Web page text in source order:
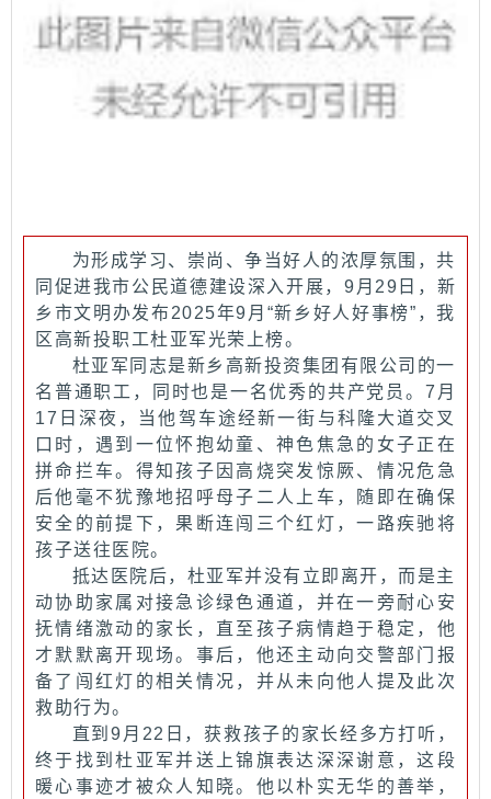
为形成学习、崇尚、争当好人的浓厚氛围，共
同促进我市公民道德建设深入开展，9月29日，新
乡市文明办发布2025年9月“新乡好人好事榜”，我
区高新投职工杜亚军光荣上榜。
杜亚军同志是新乡高新投资集团有限公司的一
名普通职工，同时也是一名优秀的共产党员。7月
17日深夜，当他驾车途经新一街与科隆大道交叉
口时，遇到一位怀抱幼童、神色焦急的女子正在
拼命拦车。得知孩子因高烧突发惊厥、情况危急
后他毫不犹豫地招呼母子二人上车，随即在确保
安全的前提下，果断连闯三个红灯，一路疾驰将
孩子送往医院。
抵达医院后，杜亚军并没有立即离开，而是主
动协助家属对接急诊绿色通道，并在一旁耐心安
抚情绪激动的家长，直至孩子病情趋于稳定，他
才默默离开现场。事后，他还主动向交警部门报
备了闯红灯的相关情况，并从未向他人提及此次
救助行为。
直到9月22日，获救孩子的家长经多方打听，
终于找到杜亚军并送上锦旗表达深深谢意，这段
暖心事迹才被众人知晓。他以朴实无华的善举，